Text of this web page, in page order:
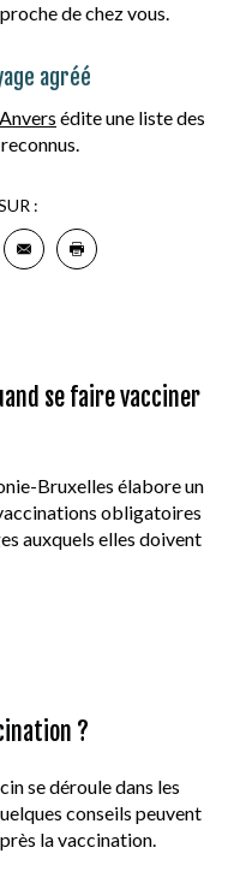
de chez vous.
agréé
édite une liste des
:
se faire vacciner
Bruxelles élabore un
obligatoires
auxquels elles doivent
?
se déroule dans les
conseils peuvent
la vaccination.